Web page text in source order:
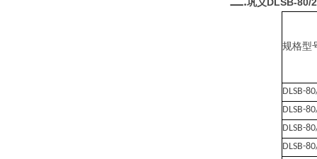
规格型
DLSB-
DLSB-
DLSB-
DLSB-